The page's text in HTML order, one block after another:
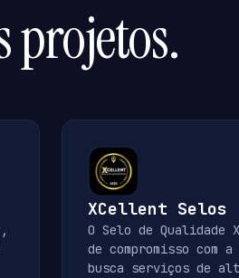
projetos.
XCellent Selos
O Selo de Qualidade
de compromisso com
busca serviços de